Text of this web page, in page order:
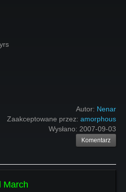
Autor: Nenar
Zaakceptowane przez: amorphous
Wysłano: 2007-09-03
Komentarz
March